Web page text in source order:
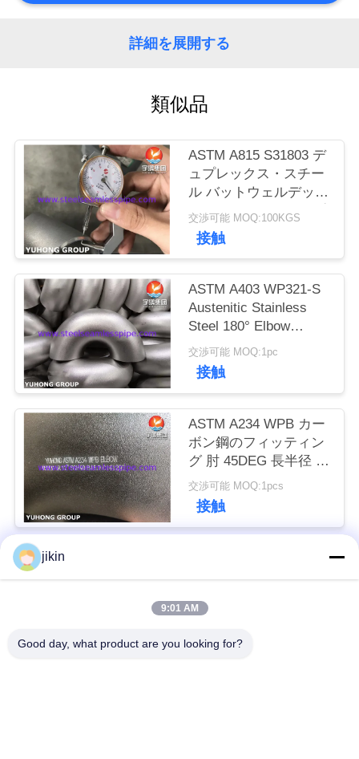
に
な
引
用
を
要
求
し
な
い
詳細を展開する
類似品
ASTM A815 S31803 デ
ュプレックス・スチー
ル バットウェルデッド
90Deg エルボウパイプ
フィッティング B16.9
交渉可能 MOQ:100KGS
接触
ASTM A403 WP321-S
Austenitic Stainless
Steel 180° Elbow
Round Bend For
Changing Direction of
Pipeline
交渉可能 MOQ:1pc
接触
ASTM A234 WPB カー
ボン鋼のフィッティン
グ 肘 45DEG 長半径 バ
ットウェルド
交渉可能 MOQ:1pcs
接触
ムレスパイプ
目が無い管
jikin
9:01 AM
Good day, what product are you looking for?